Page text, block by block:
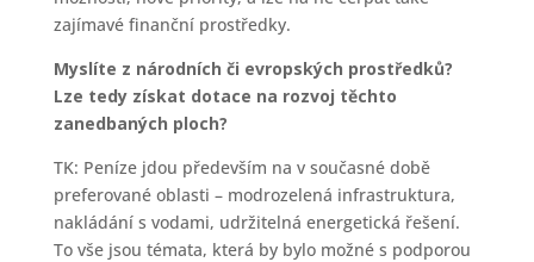
zajímavé finanční prostředky.
Myslíte z národních či evropských prostředků?
Lze tedy získat dotace na rozvoj těchto
zanedbaných ploch?
TK: Peníze jdou především na v současné době
preferované oblasti – modrozelená infrastruktura,
nakládání s vodami, udržitelná energetická řešení.
To vše jsou témata, která by bylo možné s podporou